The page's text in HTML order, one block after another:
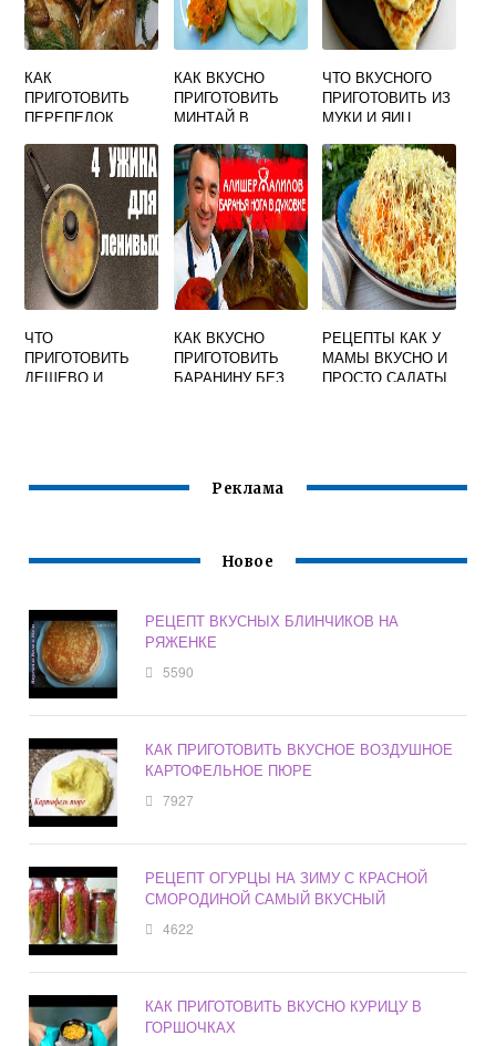
КАК
ПРИГОТОВИТЬ
ПЕРЕПЕЛОК
ДУХОВКЕ
ПОШАГОВО
КАК ВКУСНО
ПРИГОТОВИТЬ
МИНТАЙ В
МАЙОНЕЗОМ
ЛУКОМ И
МОРКОВЬЮ
ЧТО ВКУСНОГО
ПРИГОТОВИТЬ ИЗ
МУКИ И ЯИЦ
ЧТО
ПРИГОТОВИТЬ
ДЕШЕВО И
КАК ВКУСНО
ПРИГОТОВИТЬ
БАРАНИНУ БЕЗ
РЕЦЕПТЫ КАК У
МАМЫ ВКУСНО И
ПРОСТО САЛАТЫ
Реклама
Новое
РЕЦЕПТ ВКУСНЫХ БЛИНЧИКОВ НА
РЯЖЕНКЕ
5590
КАК ПРИГОТОВИТЬ ВКУСНОЕ ВОЗДУШНОЕ
КАРТОФЕЛЬНОЕ ПЮРЕ
7927
РЕЦЕПТ ОГУРЦЫ НА ЗИМУ С КРАСНОЙ
СМОРОДИНОЙ САМЫЙ ВКУСНЫЙ
4622
КАК ПРИГОТОВИТЬ ВКУСНО КУРИЦУ В
ГОРШОЧКАХ